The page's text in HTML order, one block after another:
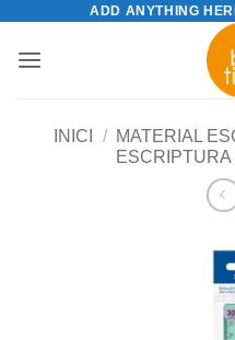
content
ADD ANYTHING
INICI / MATERIAL